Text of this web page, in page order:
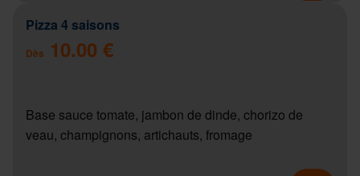
Pizza 4 saisons
Dès 10.00 €
Base sauce tomate, jambon de dinde, chorizo de
veau, champignons, artichauts, fromage